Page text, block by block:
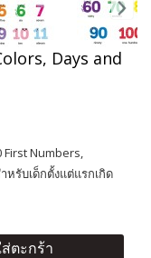
Days and
Numbers,
หรับเด็กตั้งแต่แรกเกิด
ตะกร้า